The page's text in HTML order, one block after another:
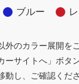
ブルー
外のカラー展開を
ーサイトへ」ボタ
動し、ご確認くださ